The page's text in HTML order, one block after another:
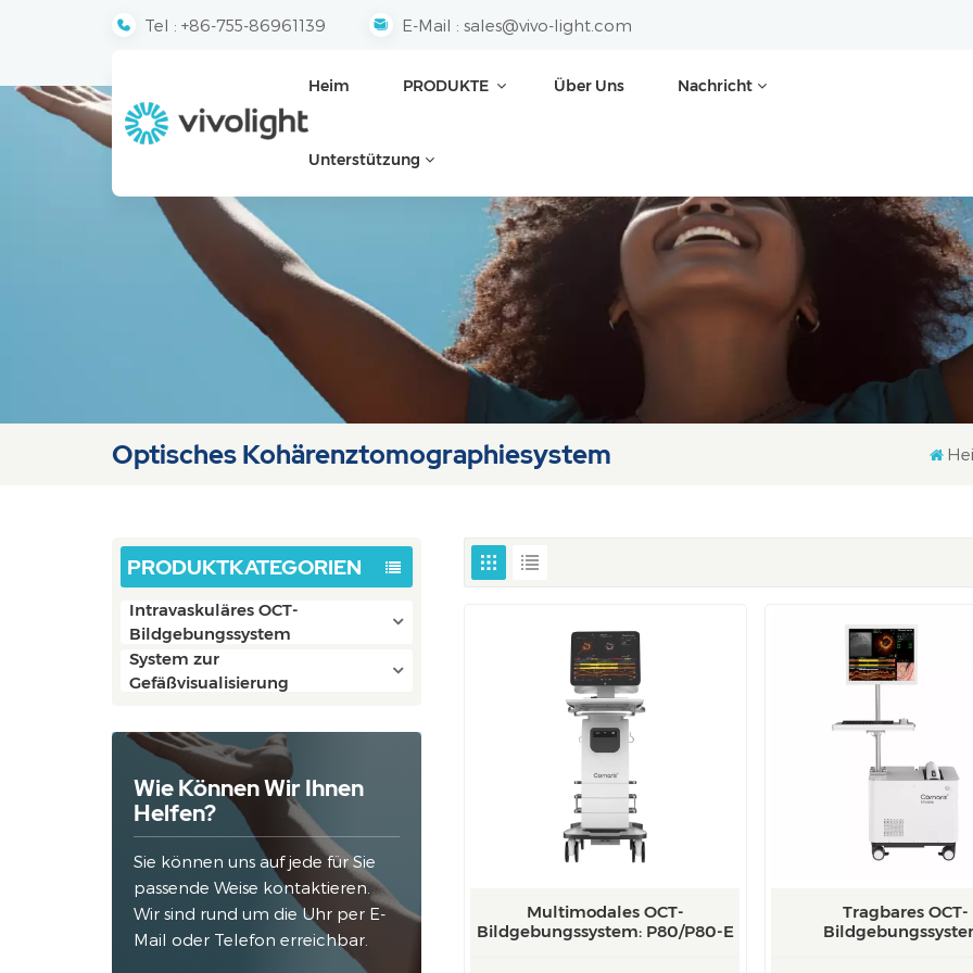
Tel : +86-755-86961139 E-Mail : sales@vivo-light.com
Heim PRODUKTE Über Uns Nachricht
Unterstützung
Optisches Kohärenztomographiesystem
PRODUKTKATEGORIEN
Intravaskuläres OCT-
Bildgebungssystem
System zur
Gefäßvisualisierung
Wie Können Wir Ihnen
Helfen?
Sie können uns auf jede für Sie
passende Weise kontaktieren.
Wir sind rund um die Uhr per E-
Mail oder Telefon erreichbar.
Multimodales OCT-
Bildgebungssystem: P80/P80-E
Tragbares OCT-